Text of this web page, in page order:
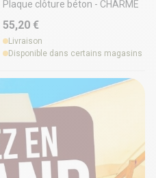
Plaque clôture béton - CHARME
55,20 €
Livraison
Disponible dans certains magasins